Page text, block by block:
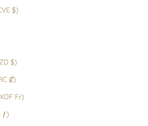
Cabo Verde (CVE $)
Cookinseln (NZD $)
Costa Rica (CRC ₡)
Côte d’Ivoire (XOF Fr)
Curaçao (ANG ƒ)